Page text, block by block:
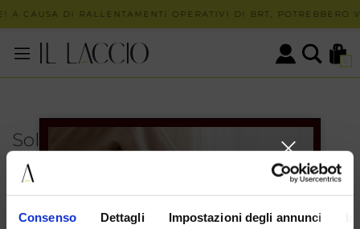
Consenso Dettagli Impostazioni degli annunci
A CAUSA DI RALLENTAMENTI OPERATIVI DI BRT, POTREBBERO
0
Solo in negozio
PUOI TROVARE QUESTO ARTICOLO SOLO PRESSO I
NOSTRI PUNTI VENDITA: